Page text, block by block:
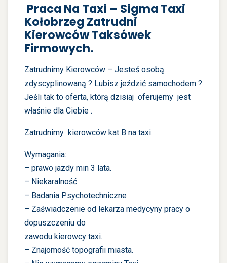
Praca Na Taxi – Sigma Taxi
Kołobrzeg Zatrudni
Kierowców Taksówek
Firmowych.
Zatrudnimy Kierowców – Jesteś osobą
zdyscyplinowaną ? Lubisz jeździć samochodem ?
Jeśli tak to oferta, którą dzisiaj oferujemy jest
właśnie dla Ciebie .
Zatrudnimy kierowców kat B na taxi.
Wymagania:
– prawo jazdy min 3 lata.
– Niekaralność
– Badania Psychotechniczne
– Zaświadczenie od lekarza medycyny pracy o
dopuszczeniu do
zawodu kierowcy taxi.
– Znajomość topografii miasta.